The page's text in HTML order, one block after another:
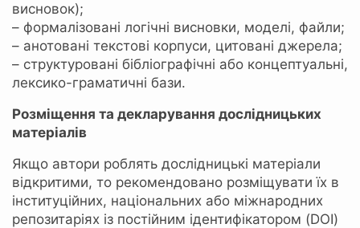
висновок);
– формалізовані логічні висновки, моделі, файли;
– анотовані текстові корпуси, цитовані джерела;
– структуровані бібліографічні або концептуальні,
лексико-граматичні бази.
Розміщення та декларування дослідницьких
матеріалів
Якщо автори роблять дослідницькі матеріали
відкритими, то рекомендовано розміщувати їх в
інституційних, національних або міжнародних
репозитаріях із постійним ідентифікатором (DOI)